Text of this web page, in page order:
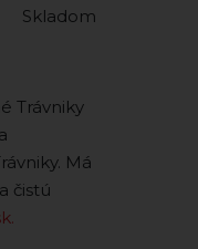
Skladom
Trávniky
Má
čistú